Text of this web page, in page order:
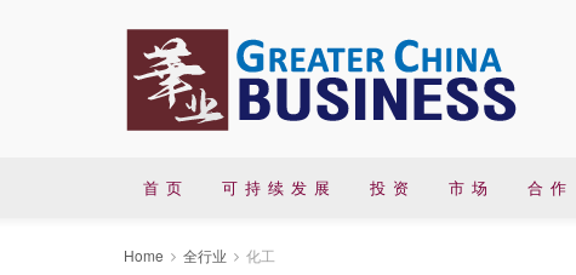
首 页 可 持 续 发 展 投 资 市 场 合 作
Home 全行业 化工